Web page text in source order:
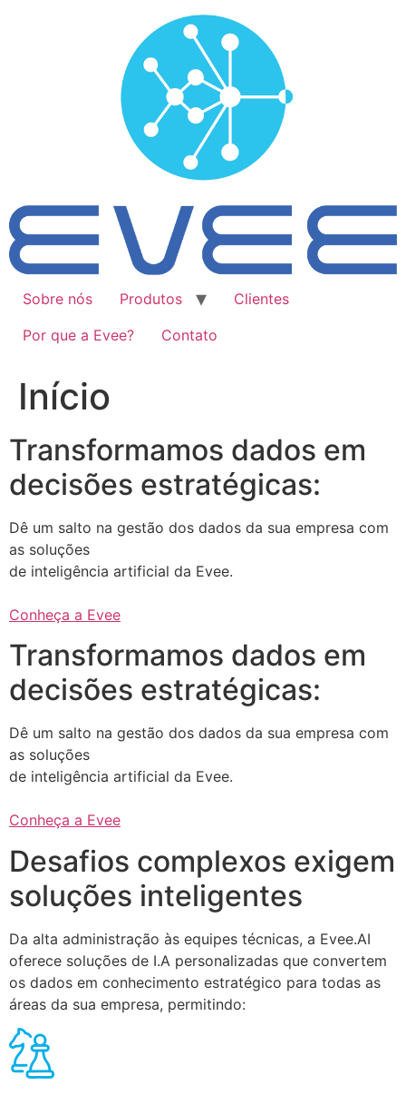
Sobre nós Produtos
Clientes
Por que a Evee?
Contato
Início
Transformamos dados em
decisões estratégicas:
Dê um salto na gestão dos dados da sua empresa com
as soluções
de inteligência artificial da Evee.
Conheça a Evee
Transformamos dados em
decisões estratégicas:
Dê um salto na gestão dos dados da sua empresa com
as soluções
de inteligência artificial da Evee.
Conheça a Evee
Desafios complexos exigem
soluções inteligentes
Da alta administração às equipes técnicas, a Evee.AI
oferece soluções de I.A personalizadas que convertem
os dados em conhecimento estratégico para todas as
áreas da sua empresa, permitindo: